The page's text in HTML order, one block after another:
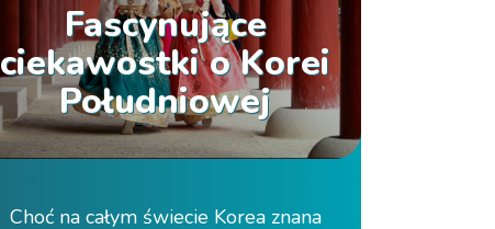
Fascynujące
ciekawostki o Korei
Południowej
Choć na całym świecie Korea znana